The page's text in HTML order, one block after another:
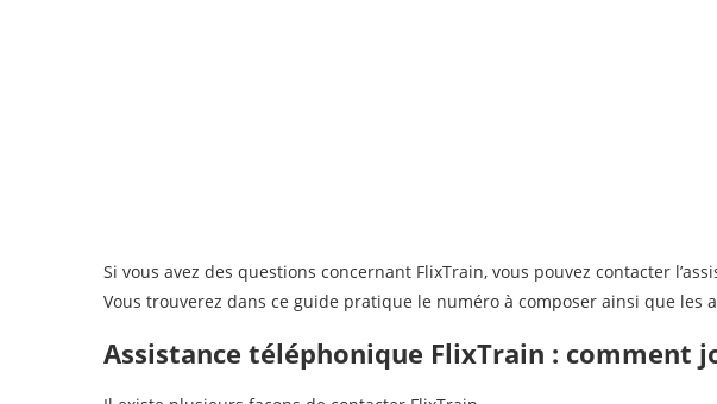
Si vous avez des questions concernant FlixTrain, vous pouvez contacter
Vous trouverez dans ce guide pratique le numéro à composer ainsi que les
Assistance téléphonique FlixTrain : comment